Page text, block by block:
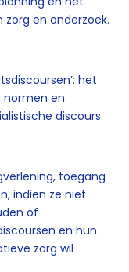
en onderzoek.
het
normen en
discours.
toegang
indien ze niet
of
en hun
zorg wil